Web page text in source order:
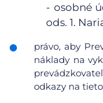
- osobné
ods. 1.
právo, aby
náklady na
odkazy na